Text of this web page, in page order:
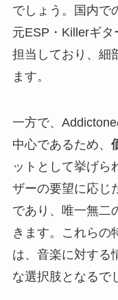
でしょう。国内で
元ESP・Killerギ
担当しており、細
ます。
一方で、
中心であるため、
ットとして挙げら
ザーの要望に応じ
であり、唯一無二
きます。これらの
は、音楽に対する
な選択肢となるで